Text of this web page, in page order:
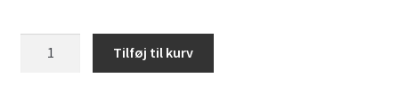
Tilføj til kurv